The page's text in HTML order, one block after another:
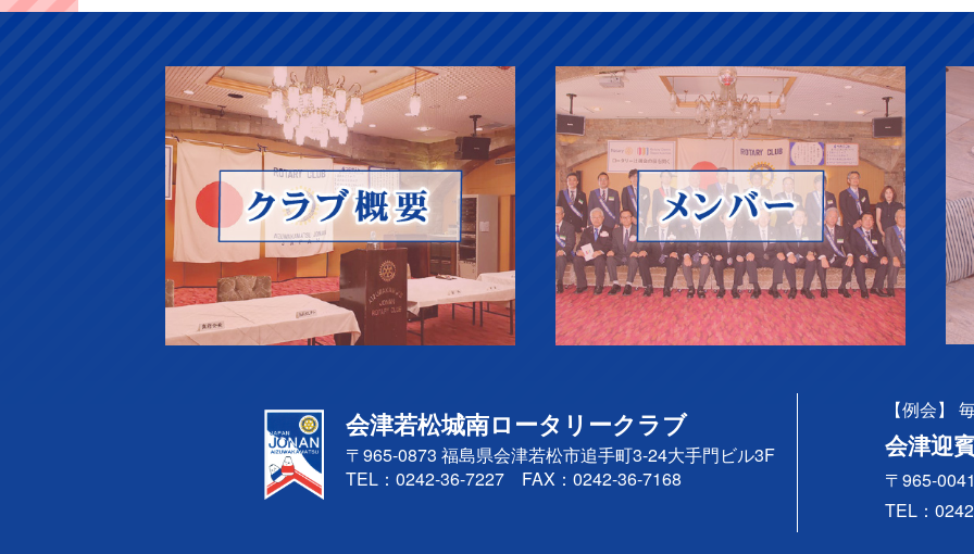
会津若松城南ロータリークラブ
〒965-0873福島県会津若松市追手町3-24大手門ビル3F
TEL：0242-36-7227 FAX：0242-36-7168
【例会】
会津迎
〒965-
TEL：